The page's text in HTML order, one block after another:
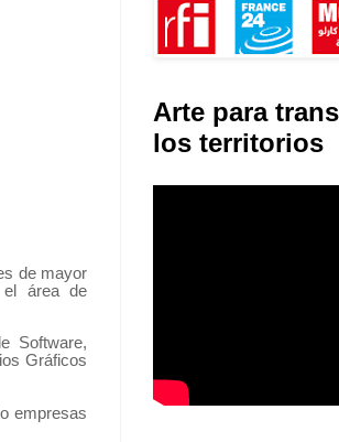
de mayor
área de
Software,
Gráficos
empresas
Arte para
los territorios